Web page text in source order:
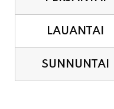
SUNNUNTAI